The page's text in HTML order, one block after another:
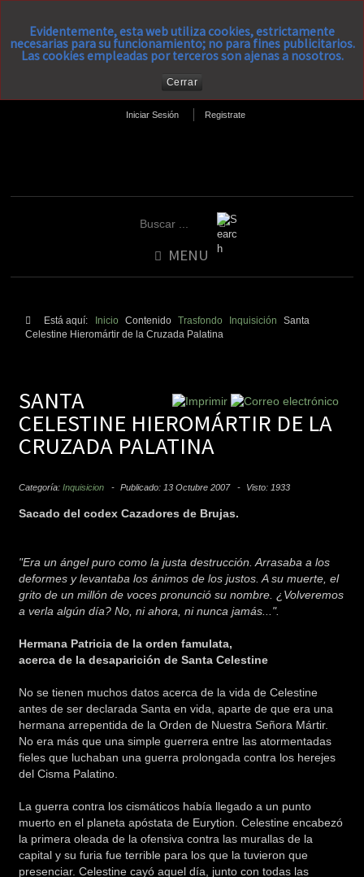
Evidentemente, esta web utiliza cookies, estrictamente
necesarias para su funcionamiento; no para fines publicitarios.
Las cookies empleadas por terceros son ajenas a nosotros.
Cerrar
Iniciar Sesión Registrate
MENU
Está aquí: Inicio Contenido Trasfondo Inquisición
Santa
Celestine Hieromártir de la Cruzada Palatina
SANTA
CELESTINE HIEROMÁRTIR DE LA
CRUZADA PALATINA
Categoría:Inquisicion Publicado: 13 Octubre 2007 Visto: 1933
Sacado del codex Cazadores de Brujas.
"Era un ángel puro como la justa destrucción. Arrasaba a los
deformes y levantaba los ánimos de los justos. A su muerte, el
grito de un millón de voces pronunció su nombre. ¿Volveremos
a verla algún día? No, ni ahora, ni nunca jamás...".
Hermana Patricia de la orden famulata,
acerca de la desaparición de Santa Celestine
No se tienen muchos datos acerca de la vida de Celestine
antes de ser declarada Santa en vida, aparte de que era una
hermana arrepentida de la Orden de Nuestra Señora Mártir.
No era más que una simple guerrera entre las atormentadas
fieles que luchaban una guerra prolongada contra los herejes
del Cisma Palatino.
La guerra contra los cismáticos había llegado a un punto
muerto en el planeta apóstata de Eurytion. Celestine encabezó
la primera oleada de la ofensiva contra las murallas de la
capital y su furia fue terrible para los que la tuvieron que
presenciar. Celestine cayó aquel día, junto con todas las